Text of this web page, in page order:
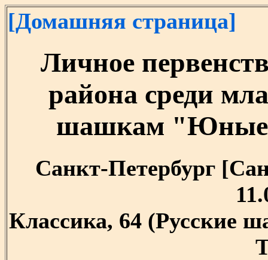
[Домашняя страница]
Личное
района среди
шашкам "Юные
Санкт-Петербург
Классика, 64 (Русские